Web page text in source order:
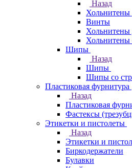
Назад
Хольнитены
Винты
Хольнитены
Шипы
Назад
Шипы
Шипы со
Пластиковая фурнитура
Назад
Пластиковая
Фастексы
Этикетки и пистолеты
Назад
Этикетки и
Биркодержатели
Булавки